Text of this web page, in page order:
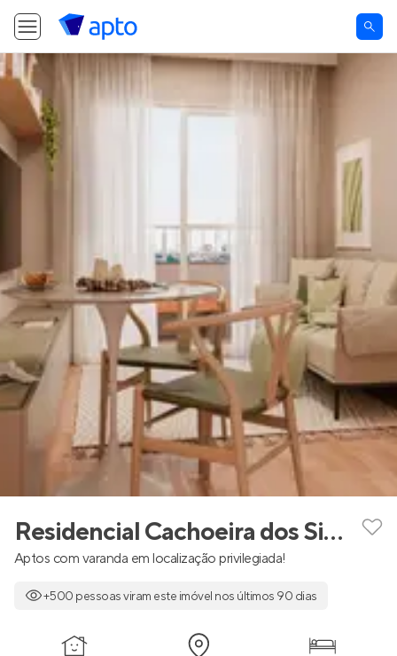
Residencial Cachoeira dos Sinos
Aptos com varanda em localização privilegiada!
+500 pessoas viram este imóvel nos últimos 90 dias